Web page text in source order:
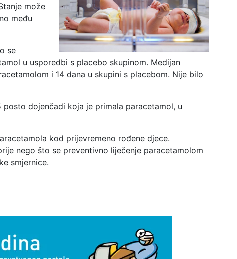
može
među
se
u usporedbi s placebo skupinom. Medijan
i 14 dana u skupini s placebom. Nije bilo
dojenčadi koja je primala paracetamol, u
kod prijevremeno rođene djece.
nego što se preventivno liječenje paracetamolom
smjernice.